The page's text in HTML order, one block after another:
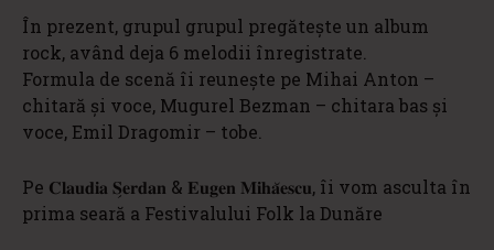
În prezent, grupul grupul pregătește un album
rock, având deja 6 melodii înregistrate.
Formula de scenă îi reunește pe Mihai Anton –
chitară și voce, Mugurel Bezman – chitara bas și
voce, Emil Dragomir – tobe.
Pe 𝐂𝐥𝐚𝐮𝐝𝐢𝐚 𝐒̗𝐞𝐫𝐝𝐚𝐧 & 𝐄𝐮𝐠𝐞𝐧 𝐌𝐢𝐡𝐚̆𝐞𝐬𝐜𝐮, îi vom asculta în
prima seară a Festivalului Folk la Dunăre